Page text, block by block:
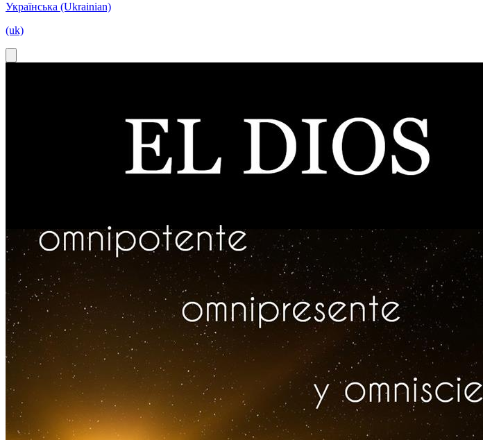
Українська (Ukrainian)
(uk)